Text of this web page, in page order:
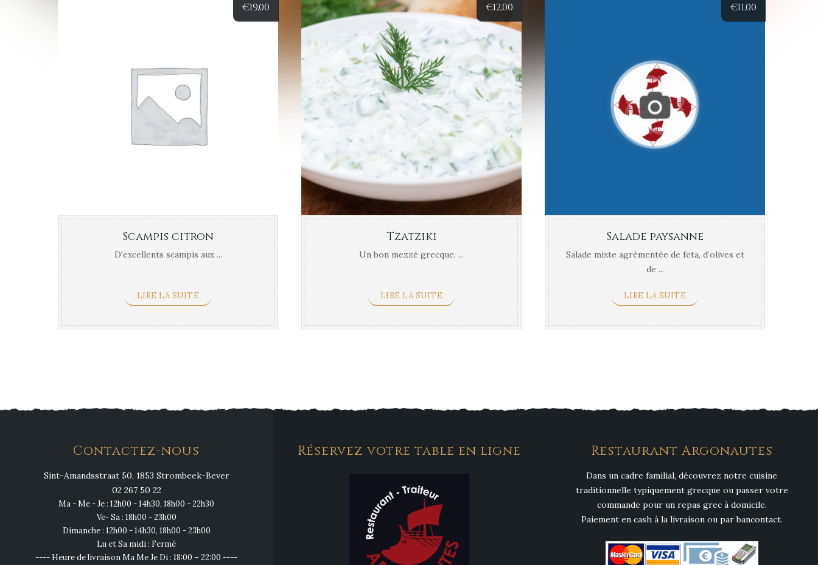
€19,00
Scampis citron
D'excellents scampis aux ...
LIRE LA SUITE
€12,00
Tzatziki
Un bon mezzé grecque. ...
LIRE LA SUITE
€11,00
Salade paysanne
Salade mixte agrémentée de feta, d’olives et
de ...
LIRE LA SUITE
Contactez-nous
Sint-Amandsstraat 50, 1853 Strombeek-Bever
02 267 50 22
Ma - Me - Je : 12h00 - 14h30, 18h00 - 22h30
Ve- Sa : 18h00 - 23h00
Dimanche : 12h00 - 14h30, 18h00 - 23h00
Lu et Sa midi : Fermé
---- Heure de livraison Ma Me Je Di : 18:00 – 22:00 ----
Réservez votre table en ligne Restaurant Argonautes
Dans un cadre familial, découvrez notre cuisine
traditionnelle typiquement grecque ou passer votre
commande pour un repas grec à domicile.
Paiement en cash à la livraison ou par bancontact.